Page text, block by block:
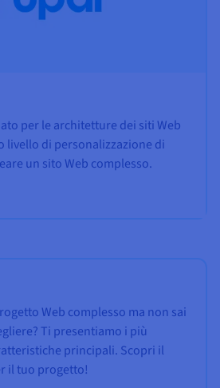
per le architetture dei siti Web
livello di personalizzazione di
un sito Web complesso.
Web complesso ma non sai
Ti presentiamo i più
principali. Scopri il
il tuo progetto!